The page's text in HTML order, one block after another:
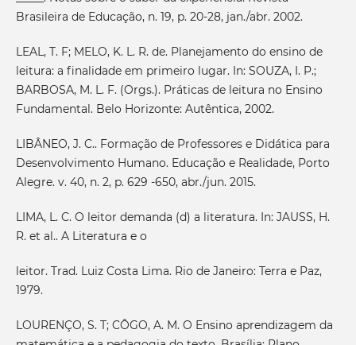
Brasileira de Educação, n. 19, p. 20-28, jan./abr. 2002.
LEAL, T. F; MELO, K. L. R. de. Planejamento do ensino de
leitura: a finalidade em primeiro lugar. In: SOUZA, I. P.;
BARBOSA, M. L. F. (Orgs.). Práticas de leitura no Ensino
Fundamental. Belo Horizonte: Autêntica, 2002.
LIBÂNEO, J. C.. Formação de Professores e Didática para
Desenvolvimento Humano. Educação e Realidade, Porto
Alegre. v. 40, n. 2, p. 629 -650, abr./jun. 2015.
LIMA, L. C. O leitor demanda (d) a literatura. In: JAUSS, H.
R. et al.. A Literatura e o
leitor. Trad. Luiz Costa Lima. Rio de Janeiro: Terra e Paz,
1979.
LOURENÇO, S. T; CÔGO, A. M. O Ensino aprendizagem da